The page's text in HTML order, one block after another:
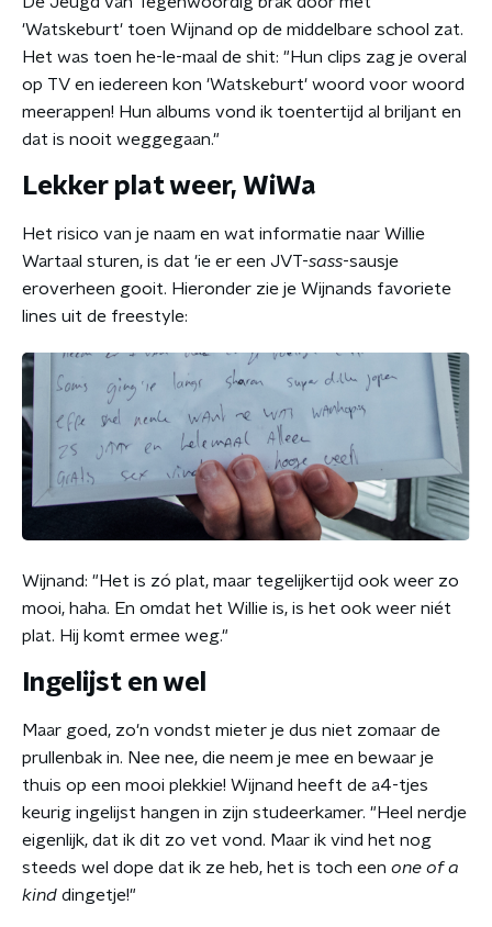
'Watskeburt' toen Wijnand op de middelbare school zat.
Het was toen he-le-maal de shit: "Hun clips zag je overal
op TV en iedereen kon 'Watskeburt' woord voor woord
meerappen! Hun albums vond ik toentertijd al briljant en
dat is nooit weggegaan."
Lekker plat weer, WiWa
Het risico van je naam en wat informatie naar Willie
Wartaal sturen, is dat 'ie er een JVT-sass-sausje
eroverheen gooit. Hieronder zie je Wijnands favoriete
lines uit de freestyle:
Wijnand: "Het is zó plat, maar tegelijkertijd ook weer zo
mooi, haha. En omdat het Willie is, is het ook weer niét
plat. Hij komt ermee weg."
Ingelijst en wel
Maar goed, zo'n vondst mieter je dus niet zomaar de
prullenbak in. Nee nee, die neem je mee en bewaar je
thuis op een mooi plekkie! Wijnand heeft de a4-tjes
keurig ingelijst hangen in zijn studeerkamer. "Heel nerdje
eigenlijk, dat ik dit zo vet vond. Maar ik vind het nog
steeds wel dope dat ik ze heb, het is toch een one of a
kind dingetje!"